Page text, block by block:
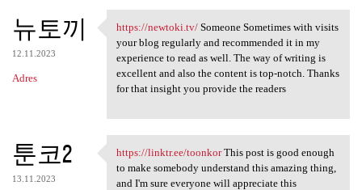
뉴토끼
12.11.2023
Adres
https://newtoki.tv/ Someone
https://newtoki.tv/Someone Sometimes with visits
your blog regularly and recommended it in my
experience to read as well. The way of writing is
excellent and also the content is top-notch. Thanks
for that insight you provide the readers
툰코2
13.11.2023
https://linktr.ee/toonkor
https://linktr.ee/toonkorThis post is good enough
to make somebody understand this amazing thing,
and I'm sure everyone will appreciate this